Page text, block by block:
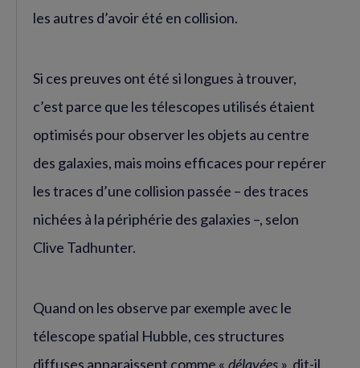
les autres d’avoir été en collision.
Si ces preuves ont été si longues à trouver,
c’est parce que les télescopes utilisés étaient
optimisés pour observer les objets au centre
des galaxies, mais moins efficaces pour repérer
les traces d’une collision passée – des traces
nichées à la périphérie des galaxies –, selon
Clive Tadhunter.
Quand on les observe par exemple avec le
télescope spatial Hubble, ces structures
diffuses apparaissent comme « délavées », dit-il.